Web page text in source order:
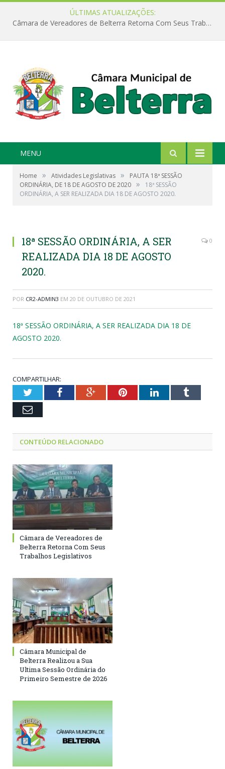
ÚLTIMAS ATUALIZAÇÕES:
Câmara de Vereadores de Belterra Retorna Com Seus Trabalhos Legislativos
MENU
Home » Atividades Legislativas »
PAUTA 18ª SESSÃO
ORDINÁRIA, DE 18 DE AGOSTO DE 2020 »
18ª SESSÃO
ORDINÁRIA, A SER REALIZADA DIA 18 DE AGOSTO 2020.
18ª SESSÃO ORDINÁRIA, A SER
REALIZADA DIA 18 DE AGOSTO
2020.
0
POR CR2-ADMIN3 EM 20 DE OUTUBRO DE 2021
18ª SESSÃO ORDINÁRIA, A SER REALIZADA DIA 18 DE
AGOSTO 2020.
COMPARTILHAR:
TwitterFacebookGoogle+PinterestLinkedInTumblr
Email
CONTEÚDO RELACIONADO
Câmara de Vereadores de
Belterra Retorna Com Seus
Trabalhos Legislativos
Câmara Municipal de
Belterra Realizou a Sua
Ultima Sessão Ordinária do
Primeiro Semestre de 2026